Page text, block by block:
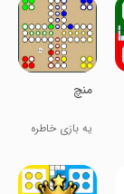
‏‏منچ
یه بازی خاطره